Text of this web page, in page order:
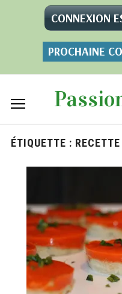
CONNEXION
PROCHAINE
ÉTIQUETTE :